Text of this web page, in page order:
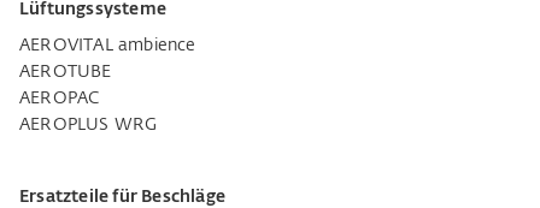
Lüftungssysteme
AEROVITAL ambience
AEROTUBE
AEROPAC
AEROPLUS WRG
Ersatzteile für Beschläge